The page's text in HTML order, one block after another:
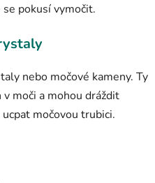
pokusí vymočit.
nebo močové kameny. Ty
moči a mohou dráždit
močovou trubici.